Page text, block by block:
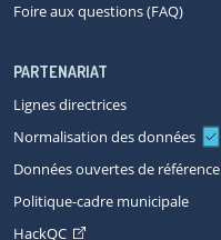
Foire aux questions (FAQ)
PARTENARIAT
Lignes directrices
Normalisation des données
Données ouvertes de référence
Politique-cadre municipale
HackQC